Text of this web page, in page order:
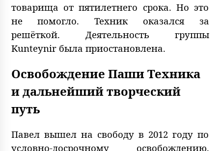
товарища от пятилетнего срока. Но это
не помогло. Техник оказался за
решёткой. Деятельность группы
Kunteynir была приостановлена.
Освобождение Паши Техника
и дальнейший творческий
путь
Павел вышел на свободу в 2012 году по
условно-досрочному освобождению.